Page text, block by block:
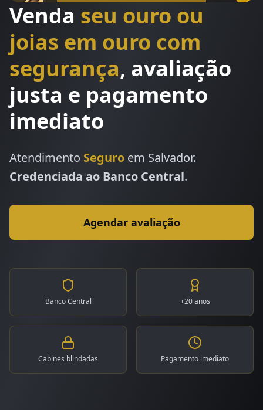
Venda seu ouro ou
joias em ouro com
segurança, avaliação
justa e pagamento
imediato
Atendimento Seguro em Salvador.
Credenciada ao Banco Central.
Agendar avaliação
Banco Central +20 anos
Cabines blindadas Pagamento imediato